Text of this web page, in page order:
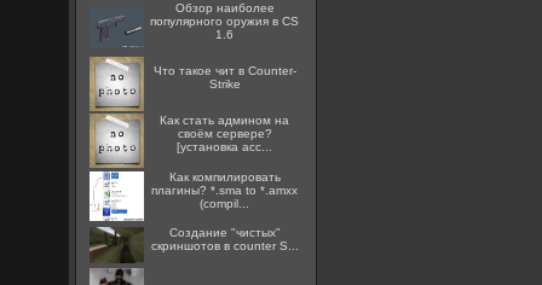
Обзор наиболее
популярного оружия в CS
1.6
Что такое чит в Counter-
Strike
Как стать админом на
своём сервере?
[установка acc...
Как компилировать
плагины? *.sma to *.amxx
(compil...
Создание "чистых"
скриншотов в counter S...